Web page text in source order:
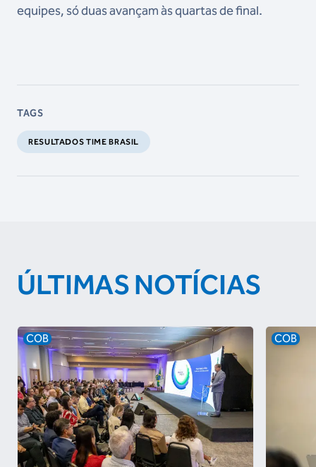
equipes, só duas avançam às quartas de final.
TAGS
RESULTADOS TIME BRASIL
ÚLTIMAS NOTÍCIAS
COB COB